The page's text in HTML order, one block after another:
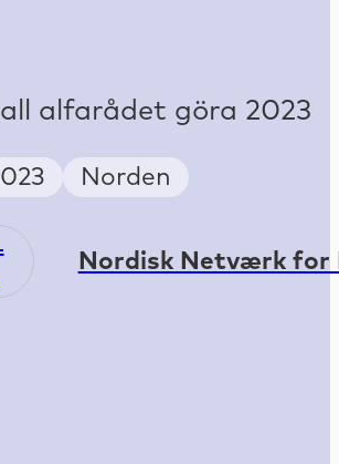
alfarådet göra 2023
Country
Norden
Nordisk Netværk for